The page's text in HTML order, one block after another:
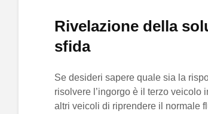
Rivelazione della
sfida
Se desideri sapere quale sia la
risolvere l’ingorgo è il terzo veicolo
altri veicoli di riprendere il normale